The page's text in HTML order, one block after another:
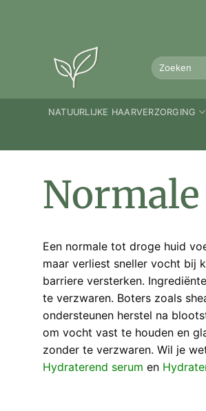
Zoeken
naar:
NATUURLIJKE HAARVERZORGING
Een normale tot droge huid
maar verliest sneller vocht bij
barriere versterken.
te verzwaren. Boters zoals
ondersteunen herstel na
om vocht vast te houden en
zonder te verzwaren. Wil je
Hydraterend serum en